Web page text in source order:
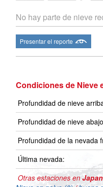
No hay parte de nieve
Presentar el reporte
Condiciones de Nieve
Profundidad de nieve
Profundidad de nieve
Profundidad de la nevada
Última nevada:
Otras estaciones en